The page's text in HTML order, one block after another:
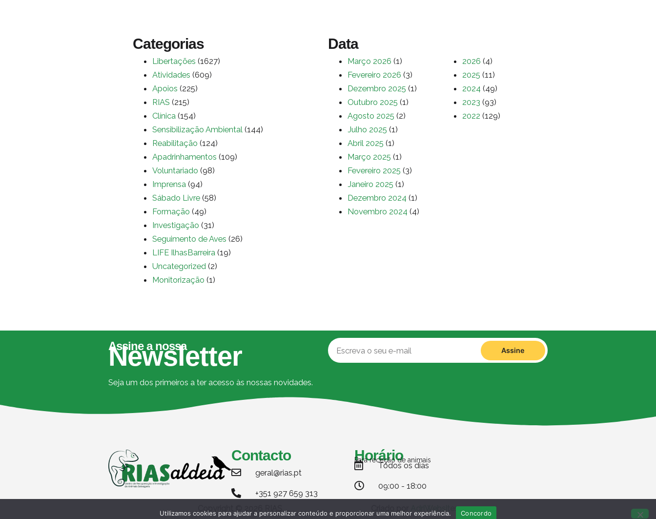
Categorias
Libertações (1627)
Atividades (609)
Apoios (225)
RIAS (215)
Clínica (154)
Sensibilização Ambiental (144)
Reabilitação (124)
Apadrinhamentos (109)
Voluntariado (98)
Imprensa (94)
Sábado Livre (58)
Formação (49)
Investigação (31)
Seguimento de Aves (26)
LIFE IlhasBarreira (19)
Uncategorized (2)
Monitorização (1)
Data
Março 2026 (1)
Fevereiro 2026 (3)
Dezembro 2025 (1)
Outubro 2025 (1)
Agosto 2025 (2)
Julho 2025 (1)
Abril 2025 (1)
Março 2025 (1)
Fevereiro 2025 (3)
Janeiro 2025 (1)
Dezembro 2024 (1)
Novembro 2024 (4)
2026 (4)
2025 (11)
2024 (49)
2023 (93)
2022 (129)
Assine a nossa
Newsletter
Seja um dos primeiros a ter acesso às nossas novidades.
Assine
Contacto
geral@rias.pt
+351 927 659 313
Horário
Para receção de animais
Todos os dias
09:00 - 18:00
Copyright © 2026 RIAS Criado por AdriWebsites
Politica de Privacidade Termos e condições
Utilizamos cookies para ajudar a personalizar conteúdo e proporcionar uma melhor experiência. Concordo